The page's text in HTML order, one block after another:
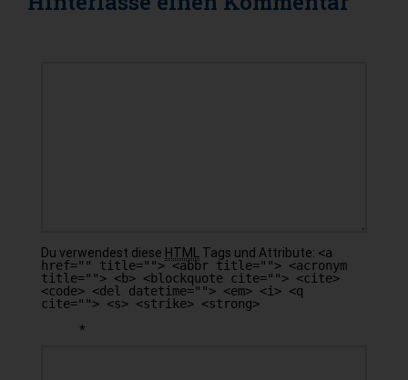
Du verwendest diese HTML Tags und Attribute: <a
href="" title=""> <abbr title=""> <acronym
title=""> <b> <blockquote cite=""> <cite>
<code> <del datetime=""> <em> <i> <q
cite=""> <s> <strike> <strong>
*